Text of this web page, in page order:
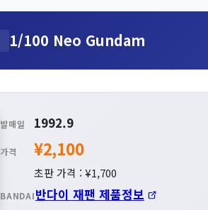
1/100 Neo Gundam
발매일 1992.9
가격 ¥2,100
초판 가격 : ¥1,700
BANDAI반다이 재팬 제품정보